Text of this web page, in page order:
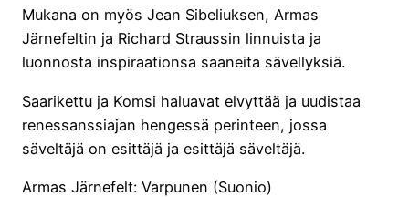
Mukana on myös Jean Sibeliuksen, Armas
Järnefeltin ja Richard Straussin linnuista ja
luonnosta inspiraationsa saaneita sävellyksiä.
Saarikettu ja Komsi haluavat elvyttää ja uudistaa
renessanssiajan hengessä perinteen, jossa
säveltäjä on esittäjä ja esittäjä säveltäjä.
Armas Järnefelt: Varpunen (Suonio)